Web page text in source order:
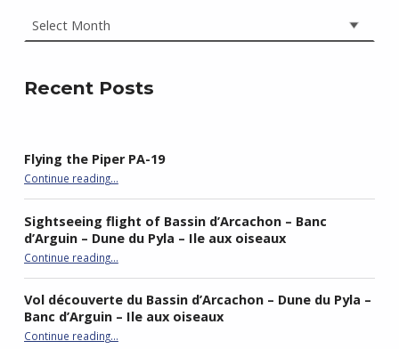
Recent Posts
Flying the Piper PA-19
Continue reading…
Sightseeing flight of Bassin d’Arcachon – Banc
d’Arguin – Dune du Pyla – Ile aux oiseaux
Continue reading“Sightseeing flight of Bassin d’Arcachon – Banc d’Arguin – Dune du Pyla – Ile aux oiseaux”
…
Vol découverte du Bassin d’Arcachon – Dune du Pyla –
Banc d’Arguin – Ile aux oiseaux
Continue reading“Vol découverte du Bassin d’Arcachon – Dune du Pyla – Banc d’Arguin – Ile aux oiseaux”
…